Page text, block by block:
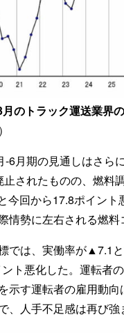
のトラック運送業界
-6月期の見通しはさら
止されたものの、燃料
今回から17.8ポイント
情勢に左右される燃料
では、実働率が▲7.1
ト悪化した。運転者
示す運転者の雇用動
、人手不足感は再び強